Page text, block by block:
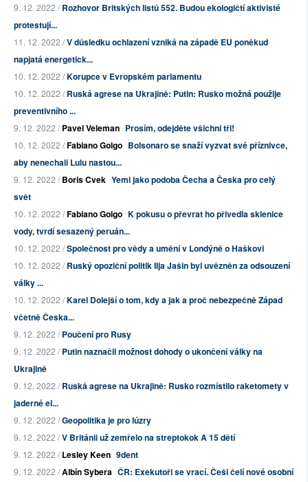
9. 12. 2022 /Rozhovor Britských listů 552. Budou ekologičtí aktivisté
protestují...
11. 12. 2022 /V důsledku ochlazení vzniká na západě EU poněkud
napjatá energetick...
10. 12. 2022 /Korupce v Evropském parlamentu
10. 12. 2022 /Ruská agrese na Ukrajině: Putin: Rusko možná použije
preventivního ...
9. 12. 2022 /Pavel Veleman Prosím, odejděte všichni tři!
10. 12. 2022 /Fabiano Golgo Bolsonaro se snaží vyzvat své příznivce,
aby nenechali Lulu nastou...
9. 12. 2022 /Boris Cvek Yemi jako podoba Čecha a Česka pro celý
svět
10. 12. 2022 /Fabiano Golgo K pokusu o převrat ho přivedla sklenice
vody, tvrdí sesazený peruán...
10. 12. 2022 /Společnost pro vědy a umění v Londýně o Haškovi
10. 12. 2022 /Ruský opoziční politik Ilja Jašin byl uvězněn za odsouzení
války ...
10. 12. 2022 /Karel Dolejší o tom, kdy a jak a proč nebezpečně Západ
včetně Česka...
9. 12. 2022 /Poučení pro Rusy
9. 12. 2022 /Putin naznačil možnost dohody o ukončení války na
Ukrajině
9. 12. 2022 /Ruská agrese na Ukrajině: Rusko rozmístilo raketomety v
jaderné el...
9. 12. 2022 /Geopolitika je pro lúzry
9. 12. 2022 /V Británii už zemřelo na streptokok A 15 dětí
9. 12. 2022 /Lesley Keen 9dent
9. 12. 2022 /Albín Sybera ČR: Exekutoři se vrací. Češi čelí nové osobní